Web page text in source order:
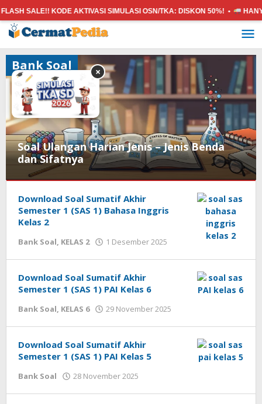
Lewati
ke
konten
SALE!! KODE AKTIVASI SIMULASI OSN/TKA:DISKON 50%! • HANYA
Soal Ulangan Harian Jenis – Jenis Benda
dan Sifatnya
Soal
2026
cermatpedia
Bank Soal
Download Soal Sumatif Akhir
Semester 1 (SAS 1) Bahasa Inggris
Kelas 2
Bank Soal, KELAS 2 1 Desember 2025
Download Soal Sumatif Akhir
Semester 1 (SAS 1) PAI Kelas 6
Bank Soal, KELAS 6 29 November 2025
Download Soal Sumatif Akhir
Semester 1 (SAS 1) PAI Kelas 5
Bank Soal 28 November 2025
×